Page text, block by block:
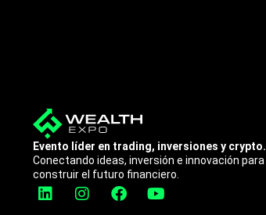
Evento líder en trading, inversiones y crypto.
Conectando ideas, inversión e innovación para
construir el futuro financiero.
L
i
I
n
F
a
Y
o